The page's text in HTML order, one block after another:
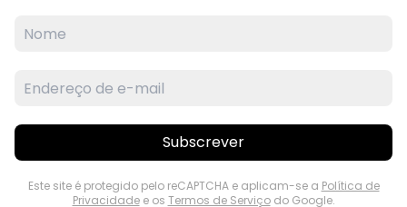
Subscrever
Este site é protegido pelo reCAPTCHA e aplicam-se a Política de
Privacidadee os Termos de Serviçodo Google.